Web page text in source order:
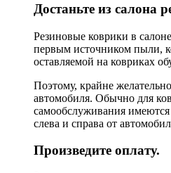
Достаньте из салона
Резиновые коврики в
первым источником пыли,
оставляемой на ковриках
Поэтому, крайне
автомобиля. Обычно для
самообслуживания
слева и справа от
Произведите оплату.